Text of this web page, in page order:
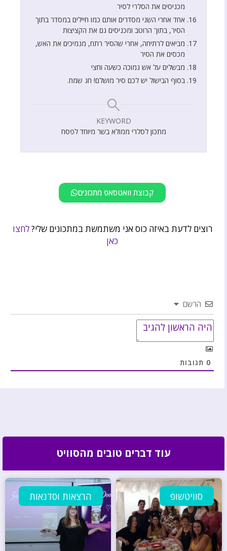
מכניסים את הסלרי לסיר
אחד אחרי השני מסדרים אותם כמו חיילים במסדר בתוך
הסיר, בתוך הרוטב ומכניסים גם את הקציצות
מביאים לרתיחה, אחרי שהסיר רתח, מנמיכים את האש,
מכסים את הסיר
מבשלים על אש נמוכה כשעה וחצי
בסוף הבישול יש לכם סיר מושלם! חג שמח.
KEYWORD
מתכון לסלרי ממולא בשר מיוחד לפסח
קבוצת וואטסאפ מתכונים
רוצים לדעת באיזה כוס אני משתמשת במתכונים שלי?לחצו
כאן
הרשם
0 תגובות
עוד דברים טובים מהסוויט
סוויטשופ הרצאות וסדנאות